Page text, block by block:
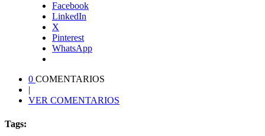
Facebook
LinkedIn
X
Pinterest
WhatsApp
0 COMENTARIOS
VER COMENTARIOS
Tags: